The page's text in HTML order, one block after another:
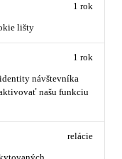
lišty
1 rok
návštevníka
našu funkciu
1 rok
relácie